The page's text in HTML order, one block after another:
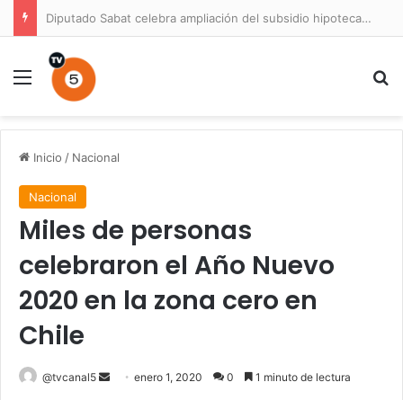
Diputado Sabat celebra ampliación del subsidio hipotecario con viviendas de hasta 6.000 UF
Menú
Inicio / Nacional
Nacional
Miles de personas
celebraron el Año Nuevo
2020 en la zona cero en
Chile
@tvcanal5
Sendenero 1, 2020 0 1 minuto de lectura